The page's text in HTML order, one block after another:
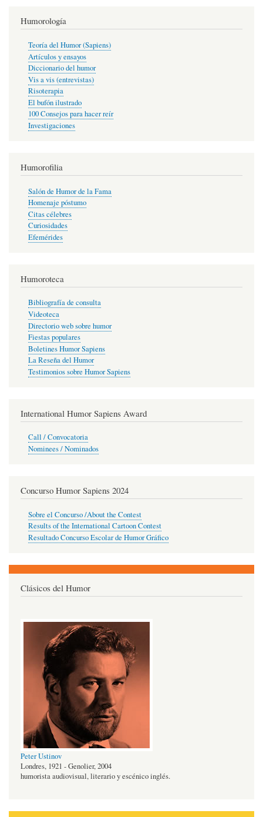
Humorología
Teoría del Humor (Sapiens)
Artículos y ensayos
Diccionario del humor
Vis a vis (entrevistas)
Risoterapia
El bufón ilustrado
100 Consejos para hacer reír
Investigaciones
Humorofilia
Salón de Humor de la Fama
Homenaje póstumo
Citas célebres
Curiosidades
Efemérides
Humoroteca
Bibliografía de consulta
Videoteca
Directorio web sobre humor
Fiestas populares
Boletines Humor Sapiens
La Reseña del Humor
Testimonios sobre Humor Sapiens
International Humor Sapiens Award
Call / Convocatoria
Nominees / Nominados
Concurso Humor Sapiens 2024
Sobre el Concurso /About the Contest
Results of the International Cartoon Contest
Resultado Concurso Escolar de Humor Gráfico
Clásicos del Humor
Peter Ustinov
Londres, 1921 - Genolier, 2004
humorista audiovisual, literario y escénico inglés.